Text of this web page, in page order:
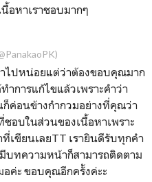
อหาเราชอบมากๆ
ไปหน่อยแต่ว่าต้องขอบคุณมาก
ำการแก้ไขแล้วเพราะคำว่า
ค่อนข้างกำกวมอย่างที่คุณว่า
ชอบในส่วนของเนื้อหาเพราะ
เขียนเลยTT เรายินดีรับทุกคำ
บทความหน้าก็สามารถติดตาม
อค่ะ ขอบคุณอีกครั้งค่ะะ